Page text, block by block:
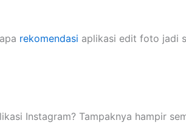
rekomendasi aplikasi edit foto jadi
Instagram? Tampaknya hampir